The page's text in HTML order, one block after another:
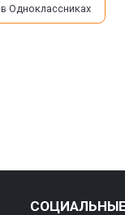
в Одноклассниках